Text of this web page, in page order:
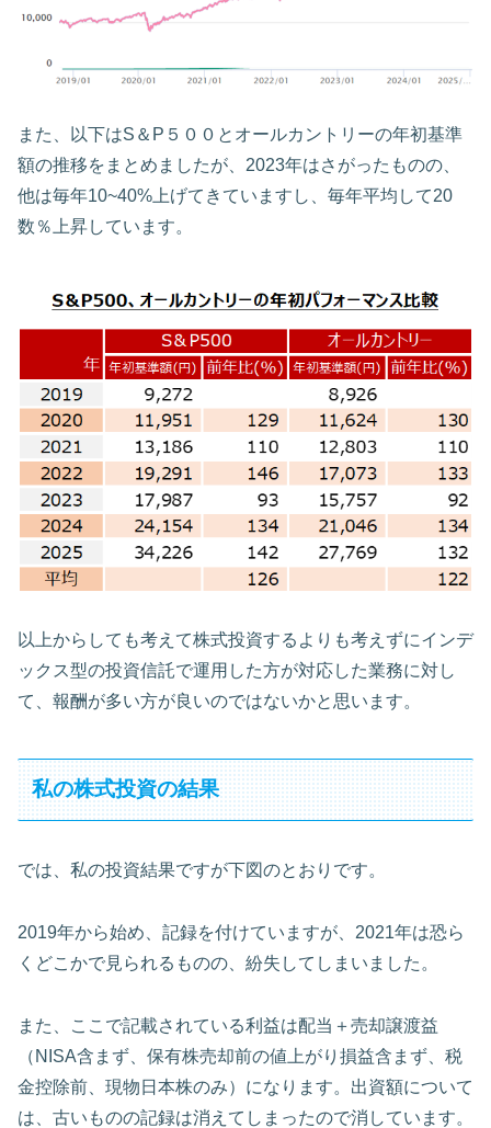
また、以下はS＆P５００とオールカントリーの年初基準
額の推移をまとめましたが、2023年はさがったものの、
他は毎年10~40%上げてきていますし、毎年平均して20
数％上昇しています。
以上からしても考えて株式投資するよりも考えずにインデ
ックス型の投資信託で運用した方が対応した業務に対し
て、報酬が多い方が良いのではないかと思います。
私の株式投資の結果
では、私の投資結果ですが下図のとおりです。
2019年から始め、記録を付けていますが、2021年は恐ら
くどこかで見られるものの、紛失してしまいました。
また、ここで記載されている利益は配当＋売却譲渡益
（NISA含まず、保有株売却前の値上がり損益含まず、税
金控除前、現物日本株のみ）になります。出資額について
は、古いものの記録は消えてしまったので消しています。